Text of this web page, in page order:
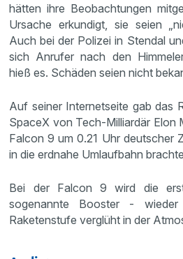
hätten ihre Beobachtungen
Ursache erkundigt, sie seien
Auch bei der Polizei in Stendal
sich Anrufer nach den
hieß es. Schäden seien nicht
Auf seiner Internetseite gab das
SpaceX von Tech-Milliardär Elon
Falcon 9 um 0.21 Uhr deutscher
in die erdnahe Umlaufbahn
Bei der Falcon 9 wird die
sogenannte Booster -
Raketenstufe verglüht in der